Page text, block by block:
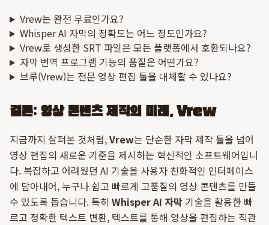
Vrew는 완전 무료인가요?
Whisper AI 자막의 정확도는 어느 정도인가요?
Vrew로 생성한 SRT 파일은 모든 플랫폼에서 호환되나요?
자막 번역 프로그램 기능의 품질은 어떤가요?
브루(Vrew)는 전문 영상 편집 툴을 대체할 수 있나요?
결론: 영상 콘텐츠 제작의 미래, Vrew
지금까지 살펴본 것처럼,Vrew는 단순한 자막 제작 툴을 넘어
영상 편집의 새로운 기준을 제시하는 혁신적인 소프트웨어입니
다. 복잡하고 어려웠던 AI 기술을 사용자 친화적인 인터페이스
에 담아내어, 누구나 쉽고 빠르게 고품질의 영상 콘텐츠를 만들
수 있도록 돕습니다. 특히 Whisper AI 자막 기술을 활용한 빠
르고 정확한 텍스트 변환, 텍스트를 통해 영상을 편집하는 직관